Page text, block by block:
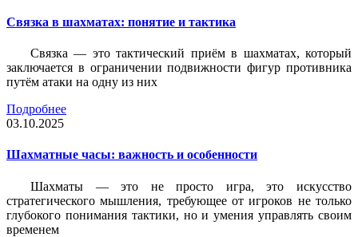
Связка в шахматах: понятие и тактика
Связка — это тактический приём в шахматах, который
заключается в ограничении подвижности фигур противника
путём атаки на одну из них
Подробнее
03.10.2025
Шахматные часы: важность и особенности
Шахматы — это не просто игра, это искусство
стратегического мышления, требующее от игроков не только
глубокого понимания тактики, но и умения управлять своим
временем